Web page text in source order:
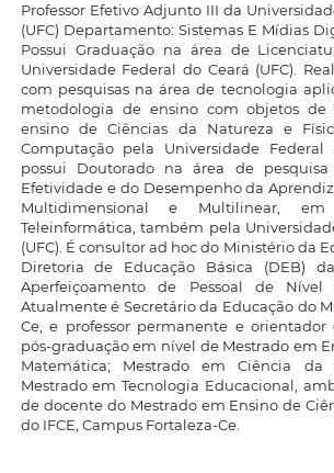
Professor Efetivo Adjunto III da
(UFC) Departamento: Sistemas E Mídias
Possui Graduação na área de
Universidade Federal do Ceará (UFC).
com pesquisas na área de tecnologia
metodologia de ensino com objetos de
ensino de Ciências da Natureza e
Computação pela Universidade Federal
possui Doutorado na área de
Efetividade e do Desempenho da
Multidimensional e Multilinear,
Teleinformática, também pela
(UFC). É consultor ad hoc do Ministério da
Diretoria de Educação Básica (DEB)
Aperfeiçoamento de Pessoal de Nível
Atualmente é Secretário da Educação do
Ce, e professor permanente e orientador
pós-graduação em nível de Mestrado em
Matemática; Mestrado em Ciência
Mestrado em Tecnologia Educacional,
de docente do Mestrado em Ensino de
do IFCE, Campus Fortaleza-Ce.